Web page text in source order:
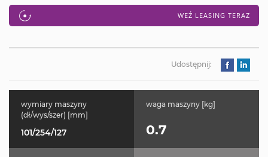
WEŹ LEASING TERAZ
Udostępnij:
wymiary maszyny
(dł/wys/szer) [mm]
101/254/127
waga maszyny [kg]
0.7